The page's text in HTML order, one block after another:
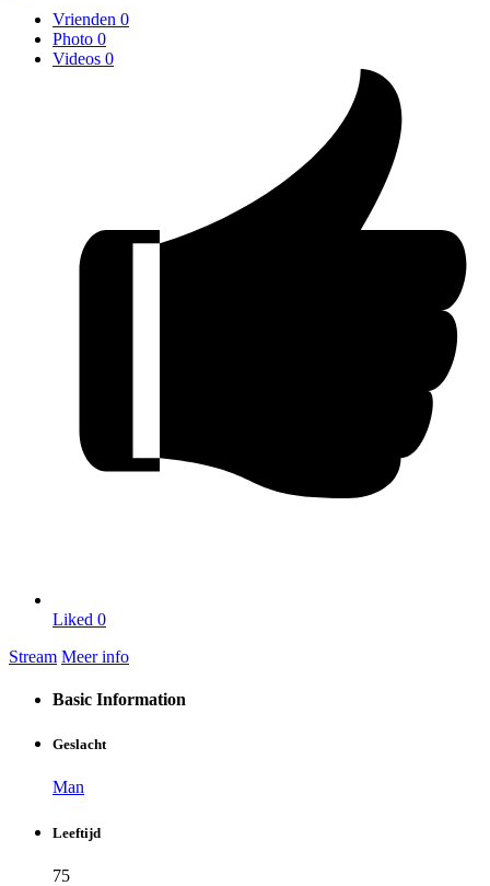
Vrienden 0
Photo 0
Videos 0
Liked 0
Stream Meer info
Basic Information
Geslacht
Man
Leeftijd
75